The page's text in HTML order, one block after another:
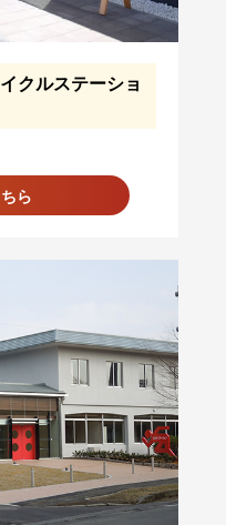
クルステーショ
ら